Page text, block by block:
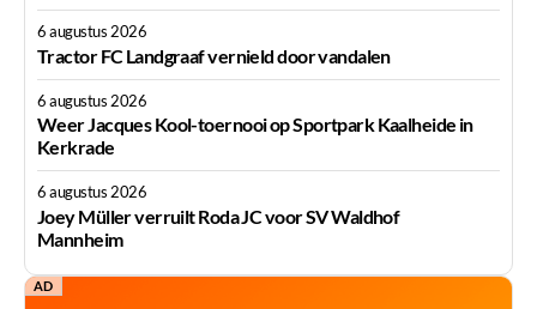
6 augustus 2026
Tractor FC Landgraaf vernield door vandalen
6 augustus 2026
Weer Jacques Kool-toernooi op Sportpark Kaalheide in
Kerkrade
6 augustus 2026
Joey Müller verruilt Roda JC voor SV Waldhof
Mannheim
AD